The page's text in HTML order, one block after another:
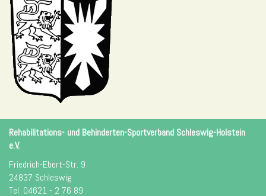
Rehabilitations- und Behinderten-Sportverband Schleswig-Holstein
e.V.
Friedrich-Ebert-Str. 9
24837 Schleswig
Tel. 04621 - 2 76 89